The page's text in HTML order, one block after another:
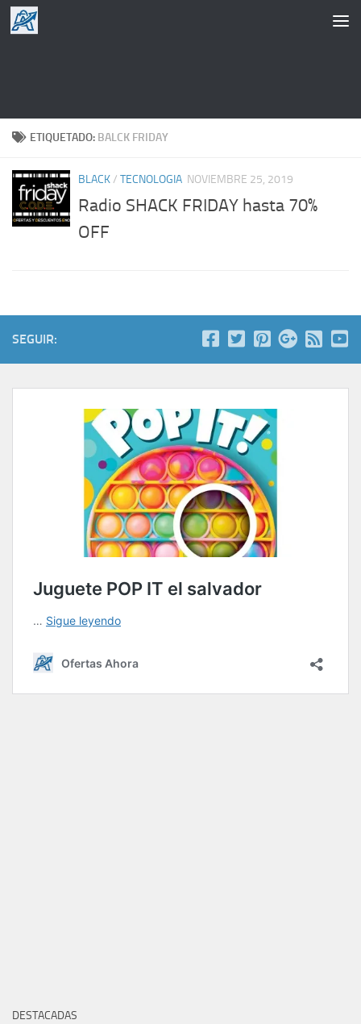
Saltar al contenido
ETIQUETADO: BALCK FRIDAY
BLACK/ TECNOLOGIA NOVIEMBRE 25, 2019
Radio SHACK FRIDAY hasta 70%
OFF
SEGUIR:
DESTACADAS